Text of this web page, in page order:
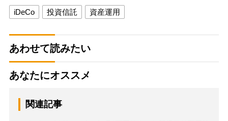
iDeCo 投資信託 資産運用
あわせて読みたい
あなたにオススメ
関連記事